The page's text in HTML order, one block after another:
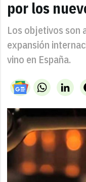
por los
Los objetivos son
expansión
vino en España.
WhatsApp